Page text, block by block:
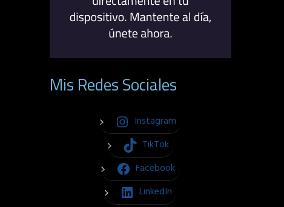
Mis Redes Sociales
Instagram
TikTok
Facebook
LinkedIn